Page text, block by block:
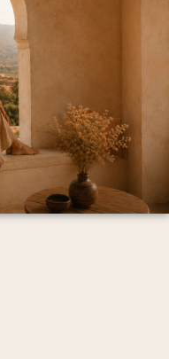
confidentialité